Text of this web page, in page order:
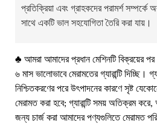
প্রতিক্রিয়া এবং গ্রাহকদের পরামর্শ সম্পর্কে
সাথে একটি ভাল সহযোগিতা তৈরি করা যায়।
♣ আমরা আমাদের প্রধান মেশিনটি বিক্রয়ের
৬ মাস ভালোভাবে মেরামতের গ্যারান্টি দিচ্ছি।
নিশ্চিতকরণের পরে উৎপাদনের কারণে সৃষ্ট
মেরামত করা হবে; গ্যারান্টি সময় অতিক্রম
জন্য চার্জ করা আমাদের পণ্যগুলিতে মেরামত